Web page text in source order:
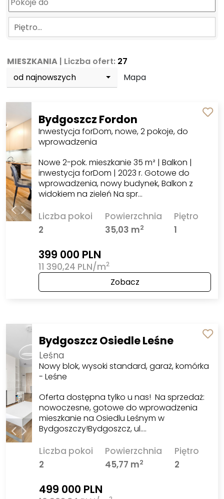
Piętro…
MIESZKANIA | Liczba ofert: 27
od najnowszych
Mapa
Bydgoszcz Fordon
Inwestycja forDom, nowe, 2 pokoje, do
wprowadzenia
Nowe 2-pok. mieszkanie 35 m² | Balkon |
inwestycja forDom | 2023 r. Gotowe do
wprowadzenia, nowy budynek, Balkon z
widokiem na zieleń Na spr…
Liczba pokoi
2
Powierzchnia
35,03 m2
Piętro
1
399 000 PLN
11 390,24 PLN/m2
Zobacz
Bydgoszcz Osiedle Leśne
Leśna
Nowy blok, wysoki standard, garaż, komórka
- Leśne
Oferta dostępna tylko u nas! Na sprzedaż:
nowoczesne, gotowe do wprowadzenia
mieszkanie na Osiedlu Leśnym w
Bydgoszczy!Bydgoszcz, ul.…
Liczba pokoi
2
Powierzchnia
45,77 m2
Piętro
2
499 000 PLN